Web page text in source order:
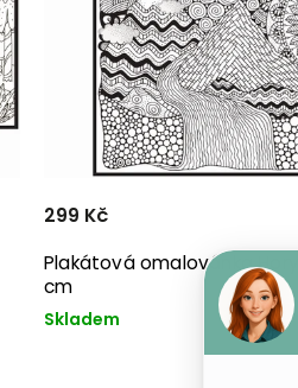
Plakátová omalovánka Hory
cm
Skladem
299 Kč